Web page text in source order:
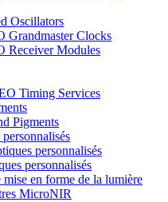
Oscillators
Grandmaster Clocks
Receiver Modules
Timing Services
Pigments
personnalisés
personnalisés
mise en forme de la lumière
MicroNIR